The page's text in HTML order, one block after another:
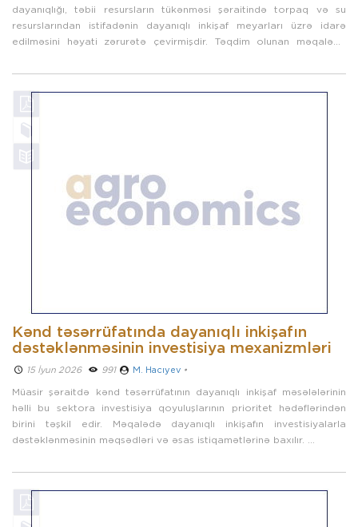
dayanıqlığı, təbii resursların tükənməsi şəraitində torpaq və su
resurslarından istifadənin dayanıqlı inkişaf meyarları üzrə idarə
edilməsini həyati zərurətə çevirmişdir. Təqdim olunan məqalədə
Kənd təsərrüfatında dayanıqlı inkişafın
dəstəklənməsinin investisiya mexanizmləri
15 İyun 2026 ­ 991 M. Hacıyev •
Müasir şəraitdə kənd təsərrüfatının dayanıqlı inkişaf məsələlərinin
həlli bu sektora investisiya qoyuluşlarının prioritet hədəflərindən
birini təşkil edir. Məqalədə dayanıqlı inkişafın investisiyalarla
dəstəklənməsinin məqsədləri və əsas istiqamətlərinə baxılır. ...